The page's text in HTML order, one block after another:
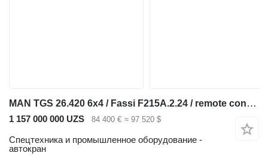
MAN TGS 26.420 6x4 / Fassi F215A.2.24 / remote control / Rotator / p
1 157 000 000 UZS 84 400 € ≈ 97 520 $
Спецтехника и промышленное оборудование -
автокран